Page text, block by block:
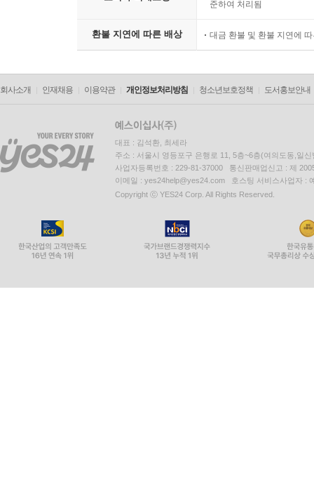
준하여 처리됨
환불 지연에 따른 배상 대금 환불 및 환불 지연에
회사소개 인재채용 이용약관 개인정보처리방침 청소년보호정책 도서홍보안내
대표 : 김석환, 최세라
주소 : 서울시 영등포구 은행로 11, 5층~6층(여의도동,일신
사업자등록번호 : 229-81-37000 통신판매업신고 : 제
이메일 : yes24help@yes24.com 호스팅 서비스사업자 :
Copyright ⓒ YES24 Corp. All Rights Reserved.